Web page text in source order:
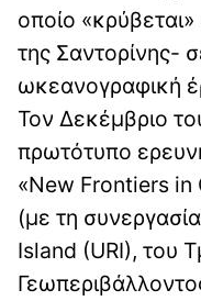
οποίο
της Σαντορίνης-
ωκεανογραφική
Τον Δεκέμβριο
πρωτότυπο
«New Frontiers in
(με τη
Island (URI), του